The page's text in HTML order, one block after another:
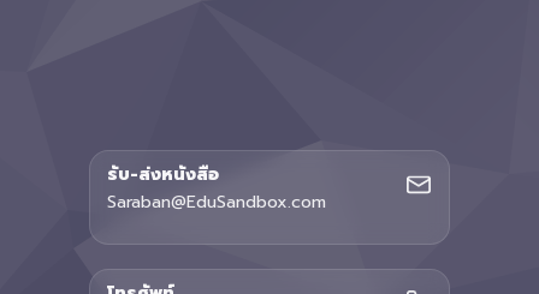
รับ-ส่งหนังสือ
Saraban@EduSandbox.com